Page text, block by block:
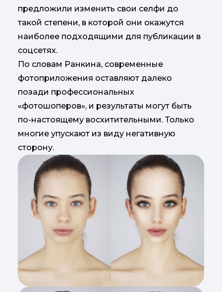
предложили изменить свои селфи до
такой степени, в которой они окажутся
наиболее подходящими для публикации в
соцсетях.
По словам Ранкина, современные
фотоприложения оставляют далеко
позади профессиональных
«фотошоперов», и результаты могут быть
по-настоящему восхитительными. Только
многие упускают из виду негативную
сторону.